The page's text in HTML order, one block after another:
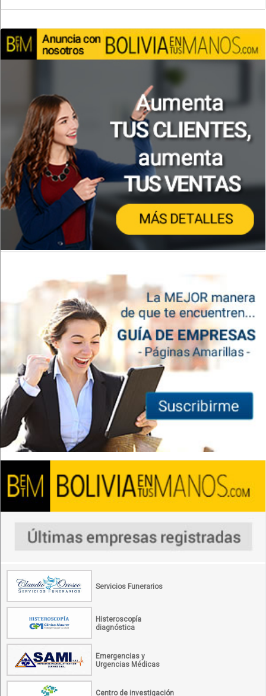
Servicios Funerarios
Histeroscopía
diagnóstica
Emergencias y
Urgencias Médicas
Centro de investigación